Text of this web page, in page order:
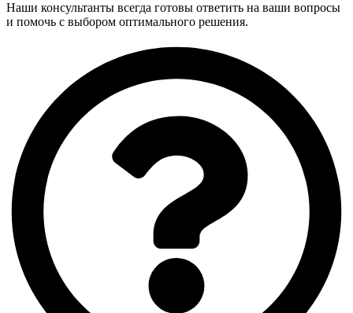
Наши консультанты всегда готовы ответить на ваши вопросы
и помочь с выбором оптимального решения.